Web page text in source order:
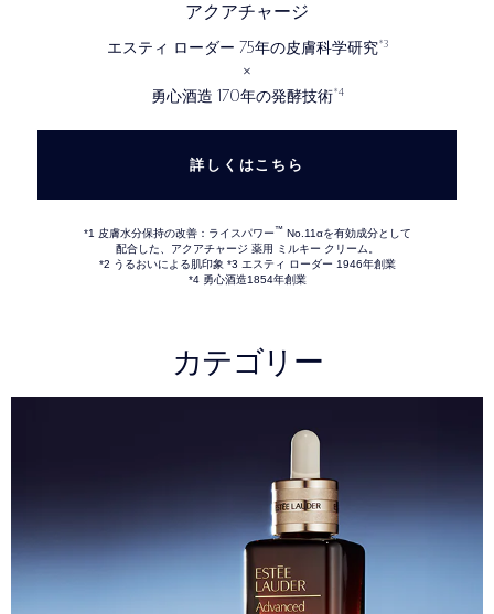
アクアチャージ
エスティ ローダー 75年の皮膚科学研究*3
×
勇心酒造 170年の発酵技術*4
詳しくはこちら
*1 皮膚水分保持の改善：ライスパワー™No.11αを有効成分として
配合した、アクアチャージ 薬用 ミルキー クリーム。
*2 うるおいによる肌印象 *3 エスティ ローダー 1946年創業
*4 勇心酒造1854年創業
カテゴリー